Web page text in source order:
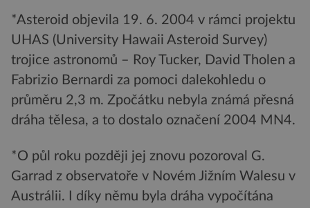
*Asteroid objevila 19. 6. 2004 v rámci projektu
UHAS (University Hawaii Asteroid Survey)
trojice astronomů – Roy Tucker, David Tholen a
Fabrizio Bernardi za pomoci dalekohledu o
průměru 2,3 m. Zpočátku nebyla známá přesná
dráha tělesa, a to dostalo označení 2004 MN4.
*O půl roku později jej znovu pozoroval G.
Garrad z observatoře v Novém Jižním Walesu v
Austrálii. I díky němu byla dráha vypočítána